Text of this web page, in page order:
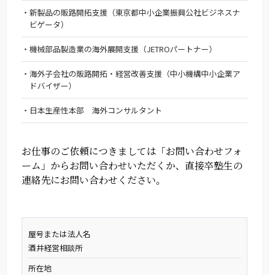
新製品の販路開拓支援（東京都中小企業振興公社ビジネスナ
ビゲータ）
機械部品製造業の海外展開支援（JETROパートナー）
海外子会社の販路開拓・経営改善支援（中小機構中小企業ア
ドバイザー）
日本生産性本部 海外コンサルタント
お仕事のご依頼につきましては「お問い合わせフォ
ーム」からお問い合わせいただくか、 直接卒塾生の
連絡先にお問い合わせください。
屋号または法人名
酒井経営相談所
所在地